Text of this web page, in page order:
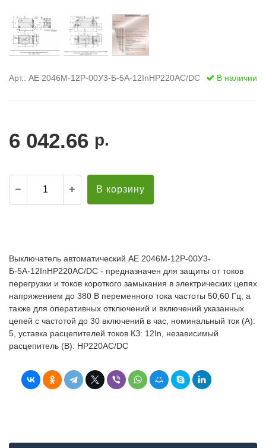
Арт.: АЕ 2046М-12Р-00У3-Б-5А-12InНР220AC/DC В наличии
6 042.66 р.
В корзину
Выключатель автоматический АЕ 2046М-12Р-00У3-
Б-5А-12InНР220AC/DC - предназначен для защиты от токов
перегрузки и токов короткого замыкания в электрических цепях
напряжением до 380 В переменного тока частоты 50,60 Гц, а
также для оперативных отключений и включений указанных
цепей с частотой до 30 включений в час, номинальный ток (А):
5, уставка расцепителей токов КЗ: 12In, независимый
расцепитель (В): НР220AC/DC